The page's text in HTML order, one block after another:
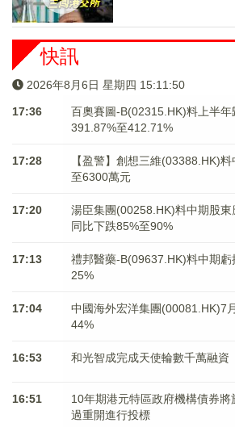
快訊
2026年8月6日 星期四 15:11:50
17:36
百奧賽圖-B(02315.HK)料上半
391.87%至412.71%
17:28
【盈警】創想三維(03388.HK)
至6300萬元
17:20
湯臣集團(00258.HK)料中期股東
同比下跌85%至90%
17:13
禮邦醫藥-B(09637.HK)料中期虧
25%
17:04
中國海外宏洋集團(00081.HK)7
44%
16:53 和光智成完成天使輪數千萬融資
16:51
10年期港元特區政府機構債券
過重開進行投標